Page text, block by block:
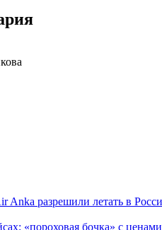
Anka разрешили летать в
«пороховая бочка» с